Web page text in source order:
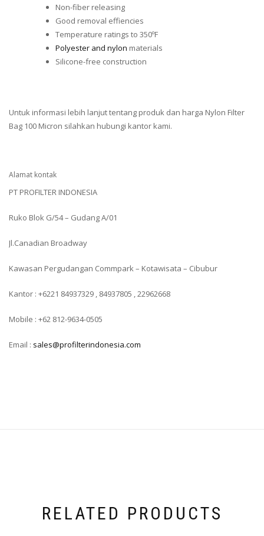
Non-fiber releasing
Good removal effiencies
Temperature ratings to 350ºF
Polyester and nylon materials
Silicone-free construction
Untuk informasi lebih lanjut tentang produk dan harga Nylon Filter
Bag 100 Micron silahkan hubungi kantor kami.
Alamat kontak
PT PROFILTER INDONESIA
Ruko Blok G/54 – Gudang A/01
Jl.Canadian Broadway
Kawasan Pergudangan Commpark – Kotawisata – Cibubur
Kantor : +6221 84937329 , 84937805 , 22962668
Mobile : +62 812-9634-0505
Email : sales@profilterindonesia.com
RELATED PRODUCTS